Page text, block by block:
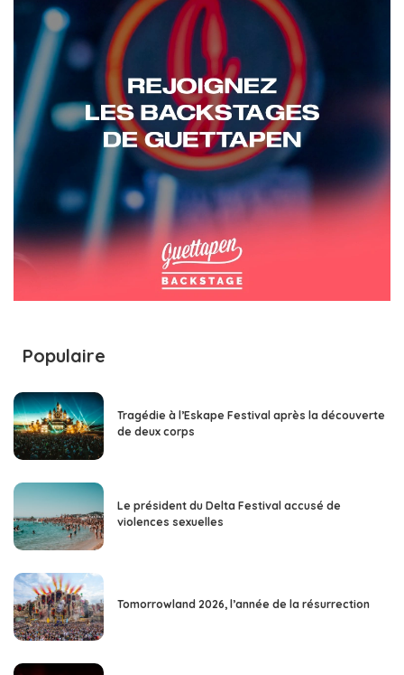
Populaire
Tragédie à l’Eskape Festival après la découverte
de deux corps
Le président du Delta Festival accusé de
violences sexuelles
Tomorrowland 2026, l’année de la résurrection